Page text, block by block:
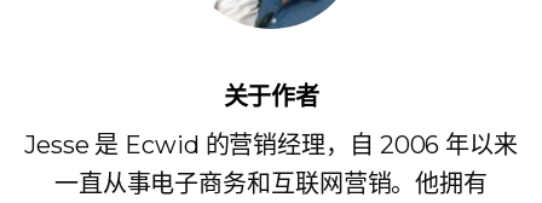
关于作者
Jesse 是 Ecwid 的营销经理，自 2006 年以来
一直从事电子商务和互联网营销。他拥有